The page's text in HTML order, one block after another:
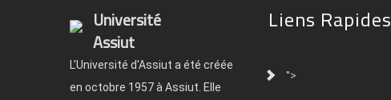
Université
Assiut
L'Université d'Assiut a été créée
en octobre 1957 à Assiut. Elle
Liens Rapides
">